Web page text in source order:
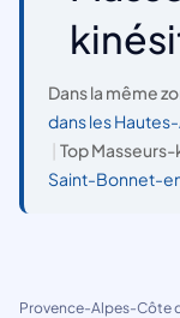
Dans la même
dans les
Top
Saint-Bonnet-
Provence-Alpes-Côte